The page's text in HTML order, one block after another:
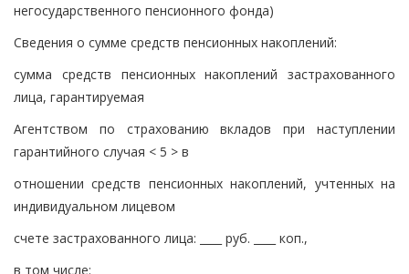
негосударственного пенсионного фонда)
Сведения о сумме средств пенсионных накоплений:
сумма средств пенсионных накоплений застрахованного
лица, гарантируемая
Агентством по страхованию вкладов при наступлении
гарантийного случая < 5 > в
отношении средств пенсионных накоплений, учтенных на
индивидуальном лицевом
счете застрахованного лица: ____ руб. ____ коп.,
в том числе: